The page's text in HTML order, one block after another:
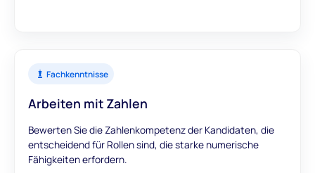
Fachkenntnisse
Arbeiten mit Zahlen
Bewerten Sie die Zahlenkompetenz der Kandidaten, die
entscheidend für Rollen sind, die starke numerische
Fähigkeiten erfordern.